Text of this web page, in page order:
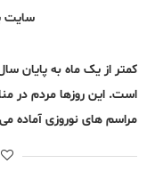
سایت
است. این روزها مردم در
مراسم های نوروزی آماده